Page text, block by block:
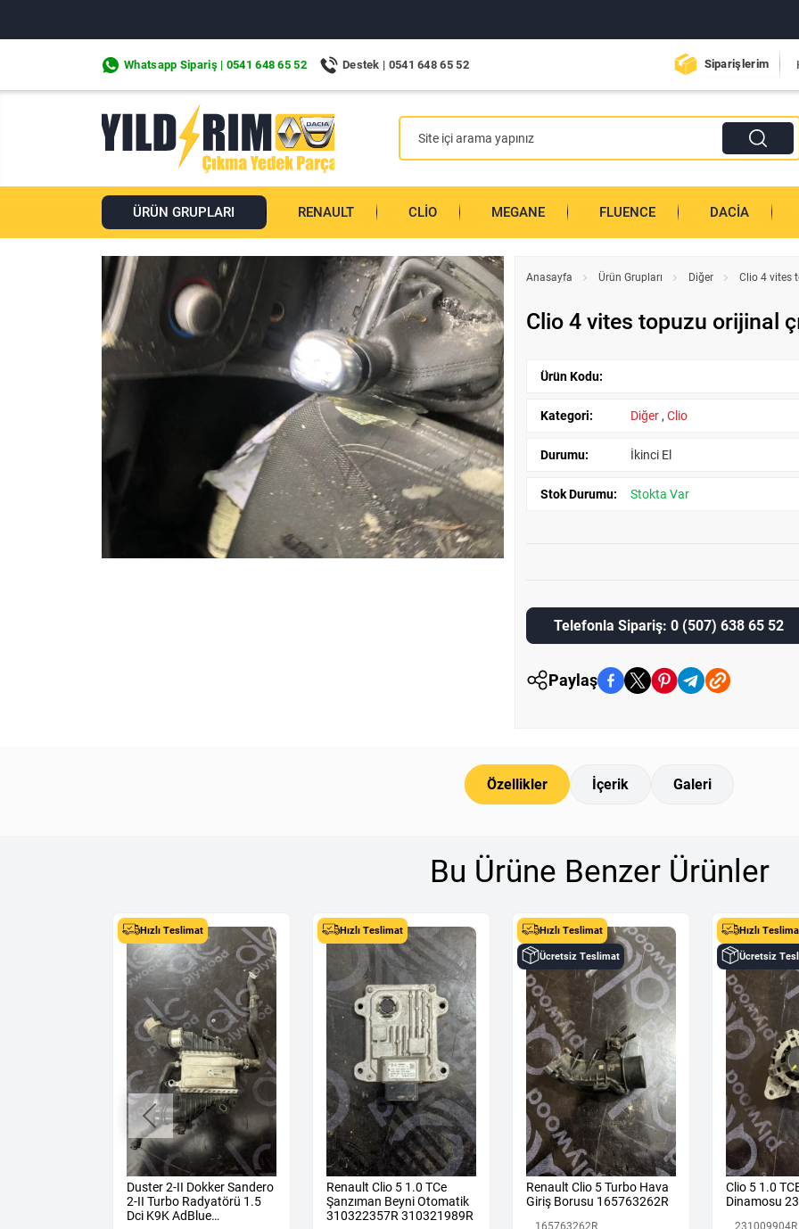
Whatsapp Sipariş | 0541 648 65 52 Destek | 0541 648 65 52 Siparişlerim
ÜRÜN GRUPLARI RENAULT CLIO MEGANE FLUENCE DACIA
Anasayfa Ürün Grupları Diğer Clio 4 vites
Clio 4 vites topuzu orijinal
Ürün Kodu:
Kategori: Diğer ,Clio
Durumu: İkinci El
Stok Durumu: Stokta Var
Telefonla Sipariş: 0 (507) 638 65 52
Paylaş
Özellikler İçerik Galeri
Bu Ürüne Benzer Ürünler
Hızlı Teslimat
Duster 2-II Dokker Sandero
2-II Turbo Radyatörü 1.5
Dci K9K AdBlue
Hızlı Teslimat
Renault Clio 5 1.0 TCe
Şanzıman Beyni Otomatik
310322357R 310321989R
Hızlı Teslimat
Ücretsiz Teslimat
Renault Clio 5 Turbo Hava
Giriş Borusu 165763262R
165763262R
Hızlı
Ücretsiz
Clio 5 1.0
Dinamosu
231009904R